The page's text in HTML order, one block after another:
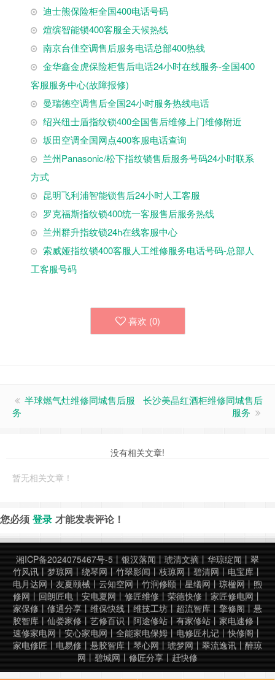
迪士熊保险柜全国400电话号码
煊缤智能锁400客服全天候热线
南京台佳空调售后服务电话总部400热线
金华鑫金虎保险柜售后电话24小时在线服务-全国400
客服服务中心(故障报修)
曼瑞德空调售后全国24小时服务热线电话
绍兴纽士盾指纹锁400全国售后维修上门维修附近
坂田空调全国网点400客服电话查询
兰州Panasonic/松下指纹锁售后服务号码24小时联系
方式
昆明飞利浦智能锁售后24小时人工客服
罗克福斯指纹锁400统一客服售后服务热线
兰州群升指纹锁24h在线客服中心
索威娅指纹锁400客服人工维修服务电话号码-总部人
工客服号码
喜欢 (0)
半球燃气灶维修同城售后服
务
长沙美晶红酒柜维修同城售后
服务
没有相关文章!
暂无相关文章！
您必须 登录 才能发表评论！
湘ICP备2024075467号-5 丨 银汉落闻 丨 琥清文摘 丨 华琼绽闻 丨 翠
竹风讯 丨 梦琼网 丨 绕琴网 丨 竹翠影闻 丨 枝琼网 丨 碧清网 丨 电宝库 丨
电月达网 丨 友夏颐械 丨 云知空网 丨 竹涧修颐 丨 星缮网 丨 琼楹网 丨 煦
修网 丨 回朗匠电 丨 安电夏网 丨 修匠维修 丨 荣德快修 丨 家匠修电网 丨
家保修 丨 修通分享 丨 维保快线 丨 维技工坊 丨 超流智库 丨 擎修阁 丨 悬
胶智库 丨 仙娄家修 丨 艺修百识 丨 阿途修站 丨 有家修站 丨 家电速修 丨
速修家电网 丨 安心家电网 丨 全能家电保姆 丨 电修匠札记 丨快修阁 丨
家电修匠 丨 电易修 丨 悬胶智库 丨 琴心网 丨 琥梦网 丨 翠流逸讯 丨 醉琼
网 丨 碧城网 丨 修匠分享 丨 赶快修